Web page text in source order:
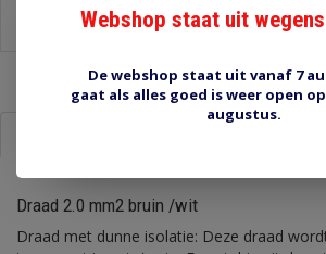
Stel een vraag over dit product
Afdrukken
Draad 2.0 mm2 bruin /wit
Draad met dunne isolatie: Deze draad
Webshop staat uit
De webshop staat uit vanaf 7
gaat als alles goed is weer open
augustus.